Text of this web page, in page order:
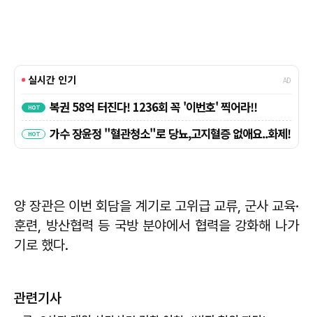
양 장관은 이번 회담을 계기로 고위급 교류, 군사 교육·
훈련, 방산협력 등 국방 분야에서 협력을 강화해 나가
기로 했다.
관련기사